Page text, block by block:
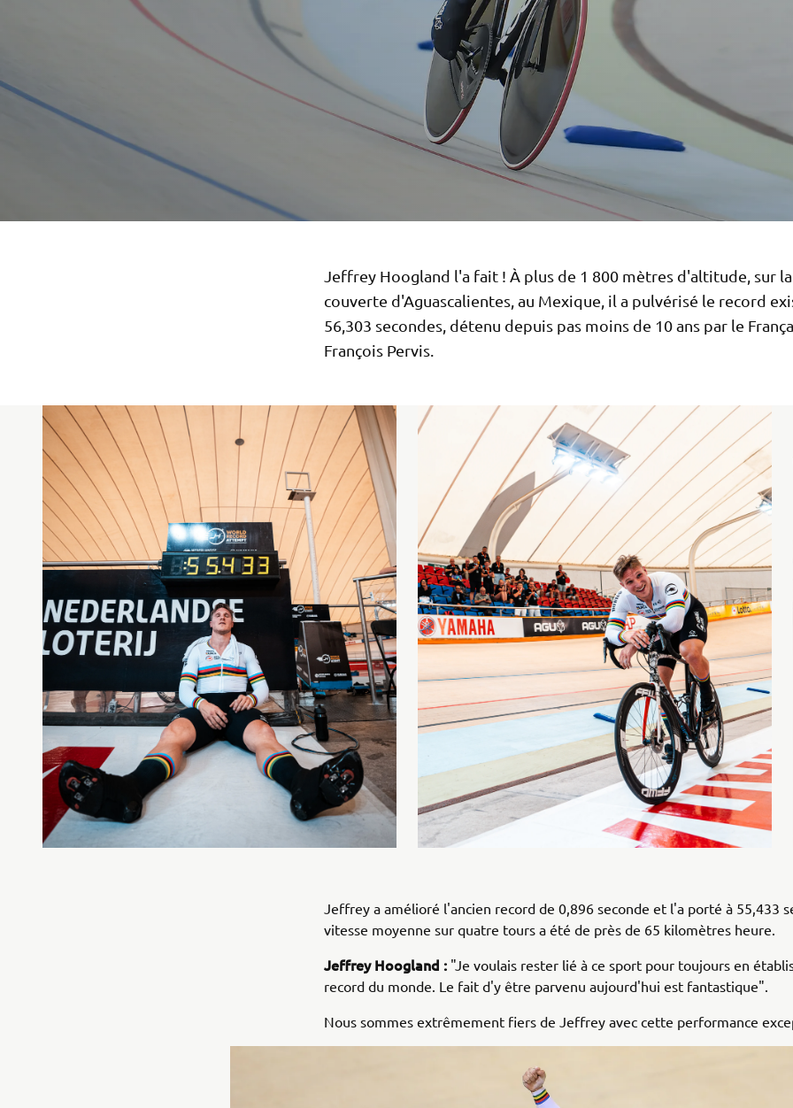
Jeffrey Hoogland l'a fait ! À plus de 1 800 mètres d'altitude, sur
couverte d'Aguascalientes, au Mexique, il a pulvérisé le record
56,303 secondes, détenu depuis pas moins de 10 ans par le
François Pervis.
Jeffrey a amélioré l'ancien record de 0,896 seconde et l'a porté à 55,433
vitesse moyenne sur quatre tours a été de près de 65 kilomètres heure.
Jeffrey Hoogland : "Je voulais rester lié à ce sport pour toujours en
record du monde. Le fait d'y être parvenu aujourd'hui est fantastique".
Nous sommes extrêmement fiers de Jeffrey avec cette performance